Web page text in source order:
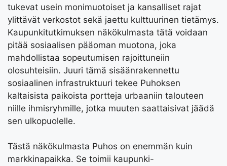
tukevat usein monimuotoiset ja kansalliset rajat
ylittävät verkostot sekä jaettu kulttuurinen tietämys.
Kaupunkitutkimuksen näkökulmasta tätä voidaan
pitää sosiaalisen pääoman muotona, joka
mahdollistaa sopeutumisen rajoittuneiin
olosuhteisiin. Juuri tämä sisäänrakennettu
sosiaalinen infrastruktuuri tekee Puhoksen
kaltaisista paikoista portteja urbaaniin talouteen
niille ihmisryhmille, jotka muuten saattaisivat jäädä
sen ulkopuolelle.
Tästä näkökulmasta Puhos on enemmän kuin
markkinapaikka. Se toimii kaupunki-